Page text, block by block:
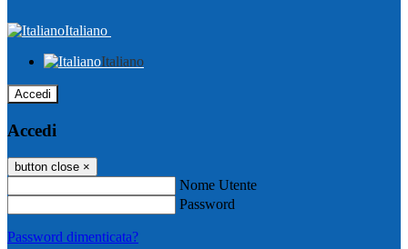
Italiano
Italiano
Accedi
Accedi
button close ×
Nome Utente
Password
Password dimenticata?